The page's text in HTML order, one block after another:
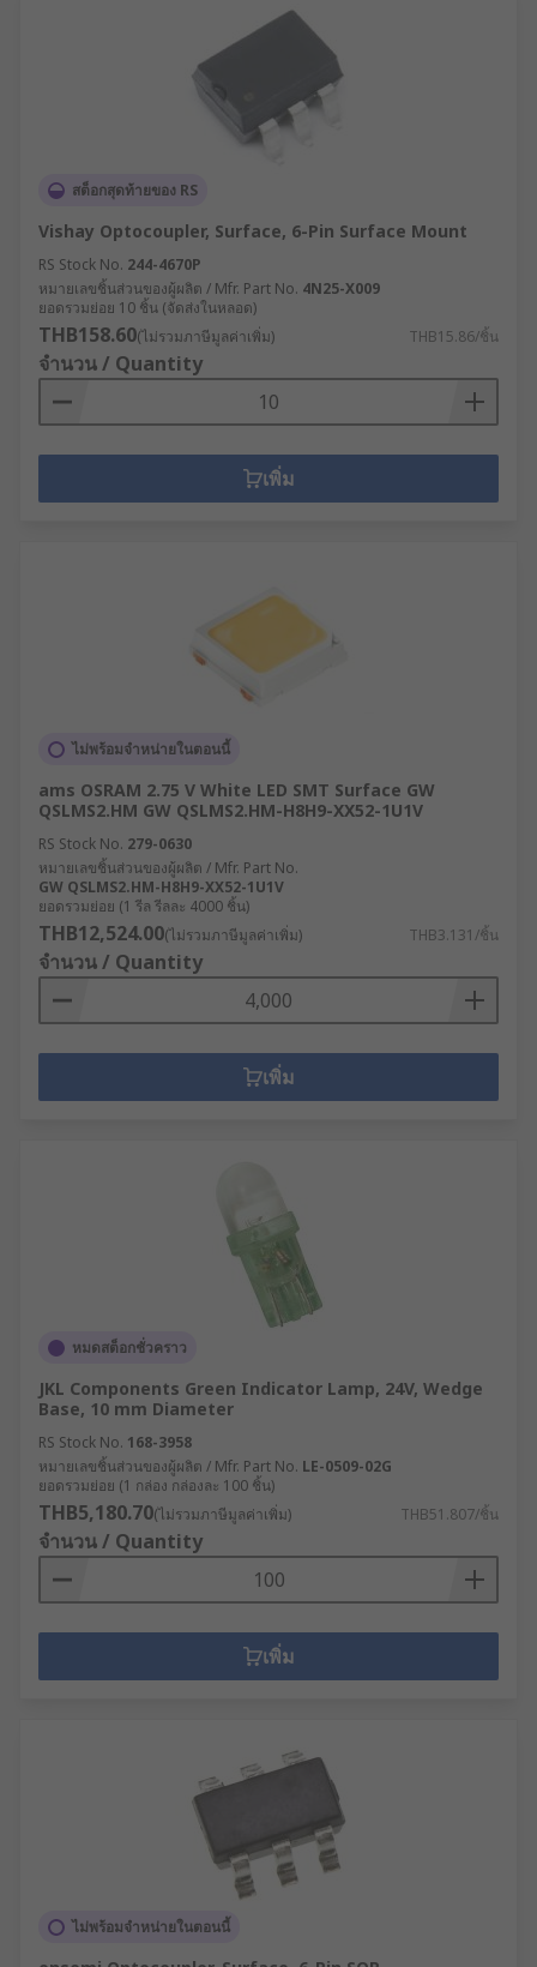
สต็อกสุดท้ายของ RS
Vishay Optocoupler, Surface, 6-Pin Surface Mount
RS Stock No. 244-4670P
หมายเลขชิ้นส่วนของผู้ผลิต / Mfr. Part No. 4N25-X009
ยอดรวมย่อย 10 ชิ้น (จัดส่งในหลอด)
THB158.60(ไม่รวมภาษีมูลค่าเพิ่ม) THB15.86/ชิ้น
จำนวน / Quantity
เพิ่ม
ไม่พร้อมจำหน่ายในตอนนี้
ams OSRAM 2.75 V White LED SMT Surface GW
QSLMS2.HM GW QSLMS2.HM-H8H9-XX52-1U1V
RS Stock No. 279-0630
หมายเลขชิ้นส่วนของผู้ผลิต / Mfr. Part No.
GW QSLMS2.HM-H8H9-XX52-1U1V
ยอดรวมย่อย (1 รีล รีลละ 4000 ชิ้น)
THB12,524.00(ไม่รวมภาษีมูลค่าเพิ่ม) THB3.131/ชิ้น
จำนวน / Quantity
เพิ่ม
หมดสต็อกชั่วคราว
JKL Components Green Indicator Lamp, 24V, Wedge
Base, 10 mm Diameter
RS Stock No. 168-3958
หมายเลขชิ้นส่วนของผู้ผลิต / Mfr. Part No. LE-0509-02G
ยอดรวมย่อย (1 กล่อง กล่องละ 100 ชิ้น)
THB5,180.70(ไม่รวมภาษีมูลค่าเพิ่ม) THB51.807/ชิ้น
จำนวน / Quantity
เพิ่ม
ไม่พร้อมจำหน่ายในตอนนี้